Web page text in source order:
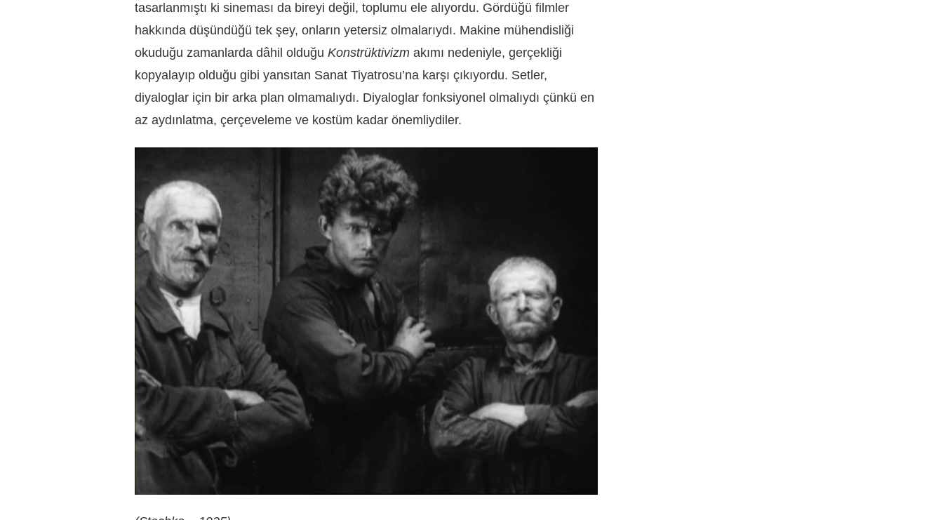
tasarlanmıştı ki sineması da bireyi değil, toplumu ele alıyordu. Gördüğü filmler
hakkında düşündüğü tek şey, onların yetersiz olmalarıydı. Makine mühendisliği
okuduğu zamanlarda dâhil olduğu Konstrüktivizm akımı nedeniyle, gerçekliği
kopyalayıp olduğu gibi yansıtan Sanat Tiyatrosu’na karşı çıkıyordu. Setler,
diyaloglar için bir arka plan olmamalıydı. Diyaloglar fonksiyonel olmalıydı çünkü en
az aydınlatma, çerçeveleme ve kostüm kadar önemliydiler.